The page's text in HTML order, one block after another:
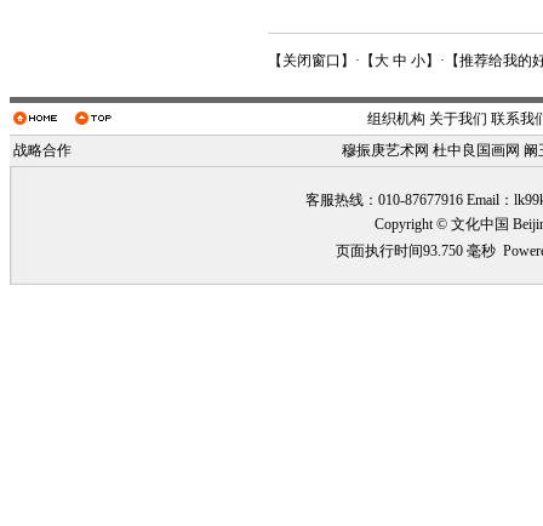
【 关闭窗口 】·【大 中 小】·【推荐给我的
组织机构 关于我们 联系我
战略合作
穆振庚艺术网 杜中良国画网 阚
客服热线：010-87677916 Email：
Copyright © 文化中国
页面执行时间93.750 毫秒